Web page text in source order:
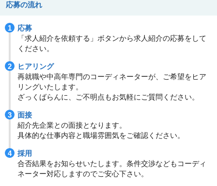
応募の流れ
応募
「求人紹介を依頼する」ボタンから求人紹介の応募をして
ください。
ヒアリング
再就職や中高年専門のコーディネーターが、ご希望をヒア
リングいたします。
ざっくばらんに、ご不明点もお気軽にご質問ください。
面接
紹介先企業との面接となります。
具体的な仕事内容と職場雰囲気をご確認ください。
採用
合否結果をお知らせいたします。条件交渉などもコーディ
ネーター対応しますのでご安心下さい。